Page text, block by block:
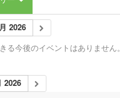
2026
る今後のイベントはありません。
2026